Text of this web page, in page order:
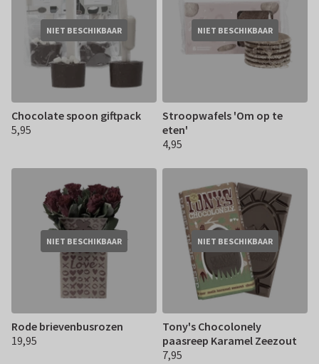
NIET BESCHIKBAAR
Chocolate spoon giftpack
€ 5,95
5,95
NIET BESCHIKBAAR
Stroopwafels 'Om op te
eten'
€ 4,95
4,95
NIET BESCHIKBAAR
Rode brievenbusrozen
€ 19,95
19,95
NIET BESCHIKBAAR
Tony's Chocolonely
paasreep Karamel Zeezout
€ 7,95
7,95